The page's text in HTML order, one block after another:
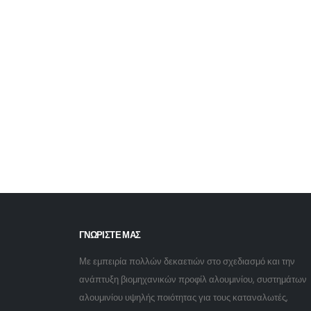
ΓΝΩΡΙΣΤΕ ΜΑΣ
Με εμπειρία πολλών δεκαετιών στο σχεδιασμό και την
ανάπτυξη βιομηχανικών προφίλ αλουμινίου, συστημάτων
αλουμινίου υψηλής ποιότητας για τους καταναλωτές,